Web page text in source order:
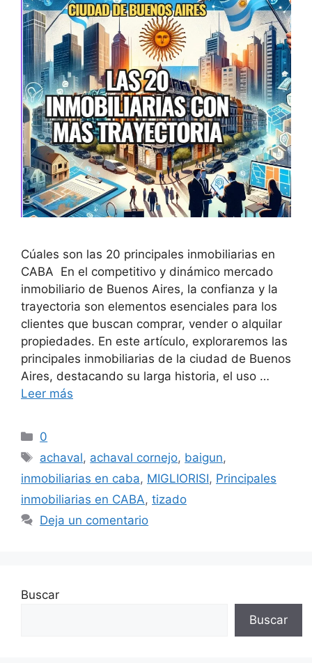
Cúales son las 20 principales inmobiliarias en
CABA En el competitivo y dinámico mercado
inmobiliario de Buenos Aires, la confianza y la
trayectoria son elementos esenciales para los
clientes que buscan comprar, vender o alquilar
propiedades. En este artículo, exploraremos las
principales inmobiliarias de la ciudad de Buenos
Aires, destacando su larga historia, el uso …
Leer más
Categorías
0
Etiquetas
achaval, achaval cornejo, baigun,
inmobiliarias en caba, MIGLIORISI, Principales
inmobiliarias en CABA, tizado
Deja un comentario
Buscar
Buscar